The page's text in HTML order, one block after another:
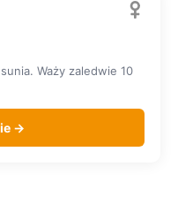
Waży zaledwie 10
→